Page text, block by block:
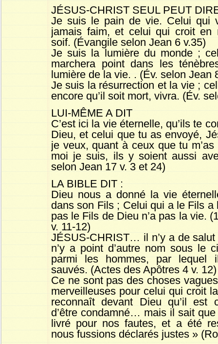
JÉSUS-CHRIST SEUL PEUT
Je suis le pain de vie. Celui qui
jamais faim, et celui qui croit en
soif. (Évangile selon Jean 6 v.35)
Je suis la lumière du monde ;
marchera point dans les
lumière de la vie. . (Év. selon Jean
Je suis la résurrection et la vie ;
encore qu’il soit mort, vivra. (Év.
LUI-MÊME A DIT
C’est ici la vie éternelle, qu’ils te
Dieu, et celui que tu as envoyé,
je veux, quant à ceux que tu
moi je suis, ils y soient aussi
selon Jean 17 v. 3 et 24)
LA BIBLE DIT :
Dieu nous a donné la vie
dans son Fils ; Celui qui a le Fils a
pas le Fils de Dieu n’a pas la vie.
v. 11-12)
JÉSUS-CHRIST… il n’y a de
n’y a point d’autre nom sous le
parmi les hommes, par lequel
sauvés. (Actes des Apôtres 4 v. 12)
Ce ne sont pas des choses
merveilleuses pour celui qui croit
reconnaît devant Dieu qu’il est
d’être condamné… mais il sait
livré pour nos fautes, et a été
nous fussions déclarés justes »